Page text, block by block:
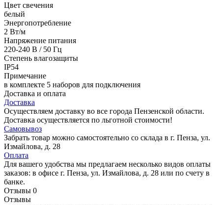
Цвет свечения
белый
Энергопотребление
2 Вт/м
Напряжение питания
220-240 В / 50 Гц
Степень влагозащиты
IP54
Примечание
в комплекте 5 наборов для подключения
Доставка и оплата
Доставка
Осуществляем доставку во все города Пензенской области.
Доставка осуществляется по льготной стоимости!
Самовывоз
Забрать товар можно самостоятельно со склада в г. Пенза, ул.
Измайлова, д. 28
Оплата
Для вашего удобства мы предлагаем несколько видов оплаты
заказов: в офисе г. Пенза, ул. Измайлова, д. 28 или по счету в
банке.
Отзывы 0
Отзывы